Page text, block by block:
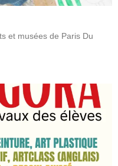
et musées de Paris Du